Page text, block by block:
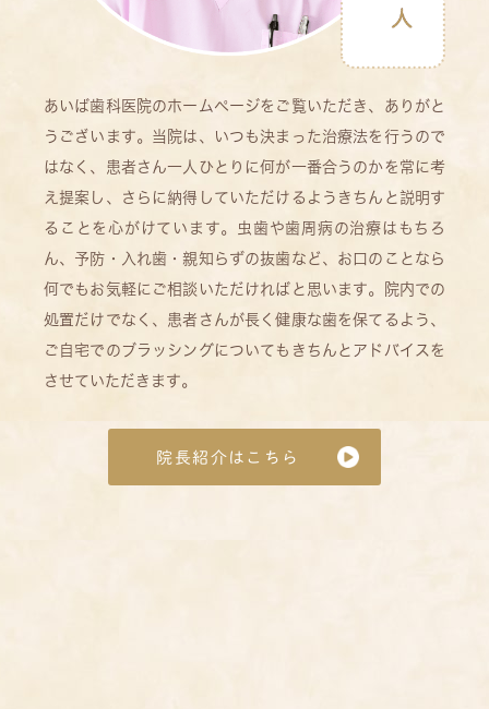
あいば歯科医院のホームページをご覧いただき、ありがと
うございます。当院は、いつも決まった治療法を行うので
はなく、患者さん一人ひとりに何が一番合うのかを常に考
え提案し、さらに納得していただけるようきちんと説明す
ることを心がけています。虫歯や歯周病の治療はもちろ
ん、予防・入れ歯・親知らずの抜歯など、お口のことなら
何でもお気軽にご相談いただければと思います。院内での
処置だけでなく、患者さんが長く健康な歯を保てるよう、
ご自宅でのブラッシングについてもきちんとアドバイスを
させていただきます。
院長紹介はこちら